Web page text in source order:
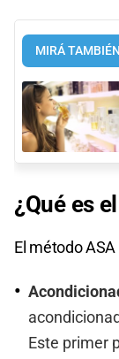
MIRÁ TAMBIÉN
¿Qué es
El método
Este primer